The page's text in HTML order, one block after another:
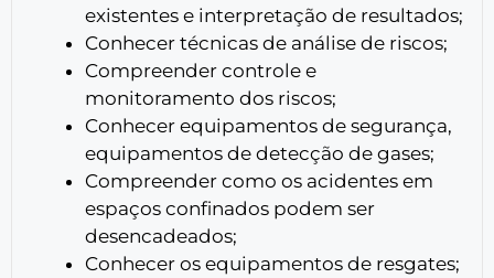
existentes e interpretação de resultados;
Conhecer técnicas de análise de riscos;
Compreender controle e
monitoramento dos riscos;
Conhecer equipamentos de segurança,
equipamentos de detecção de gases;
Compreender como os acidentes em
espaços confinados podem ser
desencadeados;
Conhecer os equipamentos de resgates;